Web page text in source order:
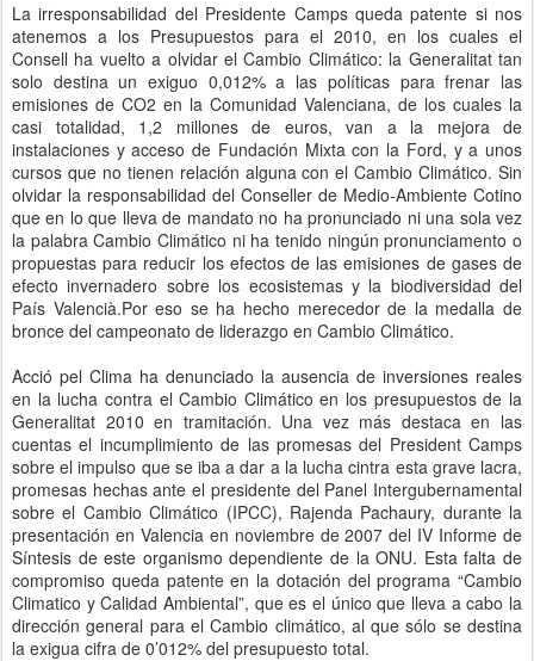
La irresponsabilidad del Presidente Camps queda patente si nos
atenemos a los Presupuestos para el 2010, en los cuales el
Consell ha vuelto a olvidar el Cambio Climático: la Generalitat tan
solo destina un exiguo 0,012% a las políticas para frenar las
emisiones de CO2 en la Comunidad Valenciana, de los cuales la
casi totalidad, 1,2 millones de euros, van a la mejora de
instalaciones y acceso de Fundación Mixta con la Ford, y a unos
cursos que no tienen relación alguna con el Cambio Climático. Sin
olvidar la responsabilidad del Conseller de Medio-Ambiente Cotino
que en lo que lleva de mandato no ha pronunciado ni una sola vez
la palabra Cambio Climático ni ha tenido ningún pronunciamento o
propuestas para reducir los efectos de las emisiones de gases de
efecto invernadero sobre los ecosistemas y la biodiversidad del
País Valencià.Por eso se ha hecho merecedor de la medalla de
bronce del campeonato de liderazgo en Cambio Climático.
Acció pel Clima ha denunciado la ausencia de inversiones reales
en la lucha contra el Cambio Climático en los presupuestos de la
Generalitat 2010 en tramitación. Una vez más destaca en las
cuentas el incumplimiento de las promesas del President Camps
sobre el impulso que se iba a dar a la lucha cintra esta grave lacra,
promesas hechas ante el presidente del Panel Intergubernamental
sobre el Cambio Climático (IPCC), Rajenda Pachaury, durante la
presentación en Valencia en noviembre de 2007 del IV Informe de
Síntesis de este organismo dependiente de la ONU. Esta falta de
compromiso queda patente en la dotación del programa “Cambio
Climatico y Calidad Ambiental”, que es el único que lleva a cabo la
dirección general para el Cambio climático, al que sólo se destina
la exigua cifra de 0’012% del presupuesto total.